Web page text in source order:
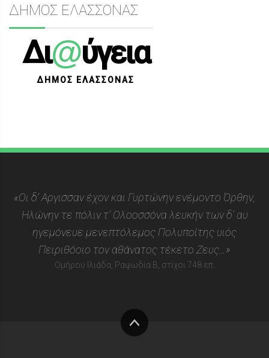
ΔΗΜΟΣ ΕΛΑΣΣΟΝΑΣ
Δι@ύγεια
ΔΗΜΟΣ ΕΛΑΣΣΟΝΑΣ
«Οι δ’ Αργισσαν έχον και Γυρτώνην ενέμοντο Όρθην,
Ηλώνην τε πόλιν τ’ Ολοοσσόνα λευκήν των δ’ αυ
ηγεμόνευε μενεπτόλεμος Πολυποίτης υιός
Πειριθόοιο τον αθάνατος τέκετο Ζευς…»
Ομήρου Ιλιάδα, Ραψωδία Β, στίχοι 748 επ.